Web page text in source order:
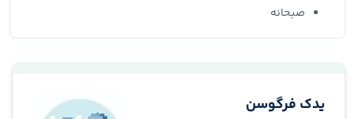
صبحانه
یدک فرگوسن